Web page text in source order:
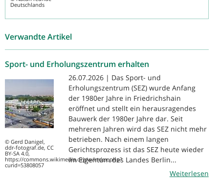
Deutschlands
Verwandte Artikel
Sport- und Erholungszentrum erhalten
© Gerd Danigel,
ddr-fotograf.de, CC
BY-SA 4.0,
https://commons.wikimedia.org/w/index.php?
curid=53808057
26.07.2026 | Das Sport- und
Erholungszentrum (SEZ) wurde Anfang
der 1980er Jahre in Friedrichshain
eröffnet und stellt ein herausragendes
Bauwerk der 1980er Jahre dar. Seit
mehreren Jahren wird das SEZ nicht mehr
betrieben. Nach einem langen
Gerichtsprozess ist das SEZ heute wieder
im Eigentum des Landes Berlin...
Weiterlesen